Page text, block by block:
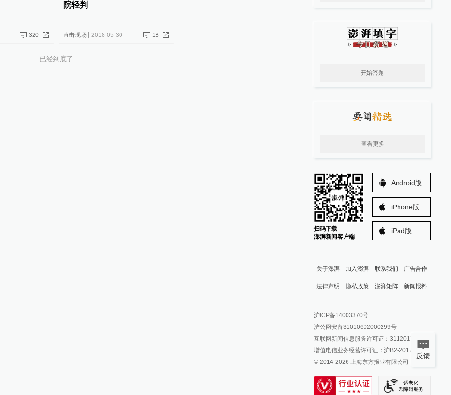
320
院轻判
直击现场 2018-05-30 18
已经到底了
开始答题
查看更多
扫码下载
澎湃新闻客户端
Android版
iPhone版
iPad版
关于澎湃 加入澎湃 联系我们 广告合作
法律声明 隐私政策 澎湃矩阵
澎湃新闻公众号
澎湃新闻抖音号
派生万物开放平台
IP SHANGHAI
SIXTH TONE
新闻报料
报料邮箱: news@thepaper.cn
沪ICP备14003370号
沪公网安备31010602000299号
互联网新闻信息服务许可证：31120170006
增值电信业务经营许可证：沪B2-2017116
© 2014-2026 上海东方报业有限公司
反馈